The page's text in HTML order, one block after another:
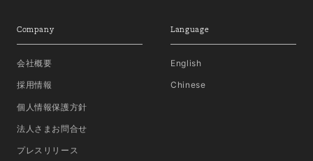
Company
会社概要
採用情報
個人情報保護方針
法人さまお問合せ
プレスリリース
Language
English
Chinese